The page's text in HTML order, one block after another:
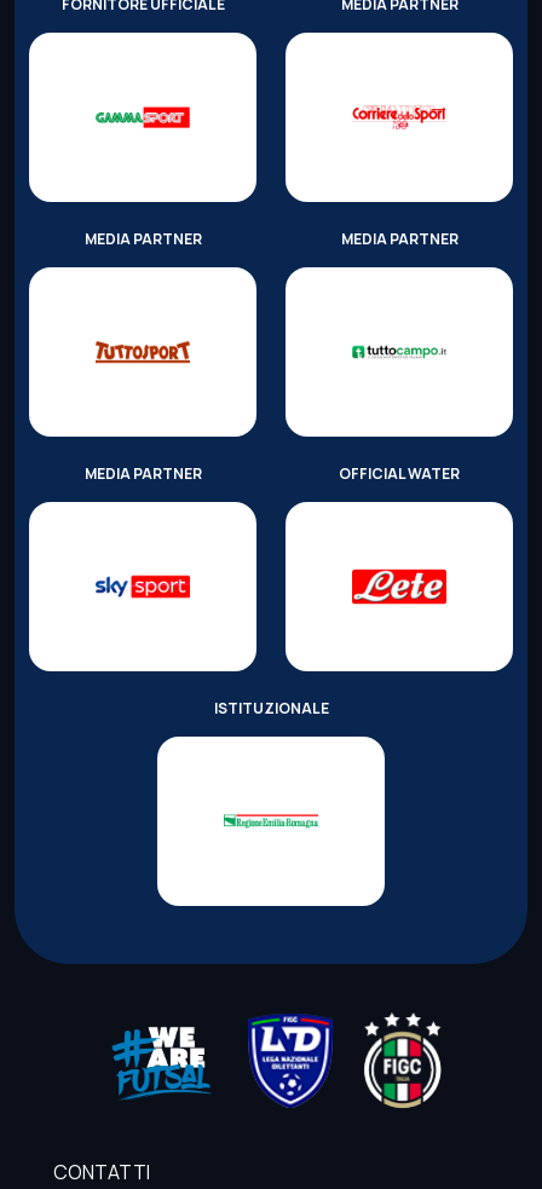
FORNITORE UFFICIALE MEDIA PARTNER
MEDIA PARTNER MEDIA PARTNER
MEDIA PARTNER OFFICIAL WATER
ISTITUZIONALE
CONTATTI